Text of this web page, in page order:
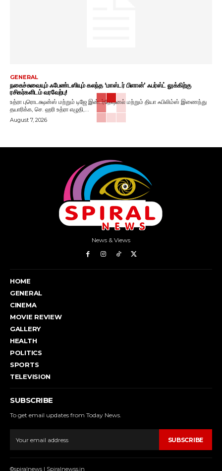
GENERAL
நகைச்சுவையும் ஃபேண்டஸியும் கலந்த ‘மாஸ்டர் பிளான்’ ஃபர்ஸ்ட் லுக்கிற்கு
ரசிகர்களிடம் வரவேற்பு!
உத்ரா புரொடக்ஷன்ஸ் மற்றும் டிஜே இன்டர்நேஷனல் மற்றும் தியா ஃபிலிம்ஸ் இணைந்து
தயாரிக்க, செ. ஹரி உத்ரா எழுதி,...
August 7, 2026
News & Views
HOME
GENERAL
CINEMA
MOVIE REVIEW
GALLERY
HEALTH
POLITICS
SPORTS
TELEVISION
SUBSCRIBE
To get email updates from Today News.
SUBSCRIBE
©spiralnews | Spiralnewss.in